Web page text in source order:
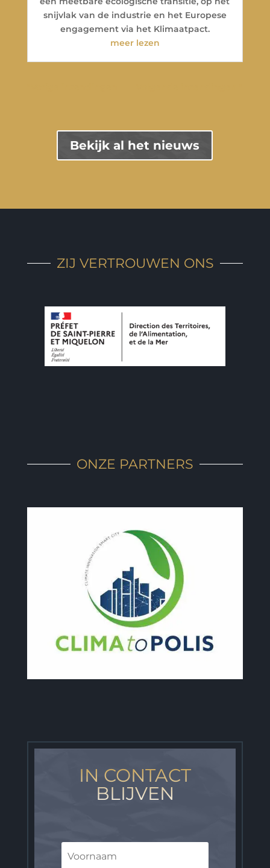
snijvlak van de industrie en het Europese
engagement via het Klimaatpact.
meer lezen
Bekijk al het nieuws
ZIJ VERTROUWEN ONS
ONZE PARTNERS
IN CONTACT
BLIJVEN